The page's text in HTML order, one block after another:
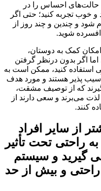
حالت‌های احساس را در
خوب تجربه کنید؛ حتی اگر
و چندین و چند روز از
افسرده شوید.
کمک به دوستان،
اما اگر بدون درنظر گرفتن
کنید، ممکن است به
پذیر هستند و مورد هدف
که از توصیف مشقت،
می‌برند و سعی دارند از
کنند.
از سایر افراد
راحتی تحت تأثیر
گیرید و سیستم
و بیش از حد